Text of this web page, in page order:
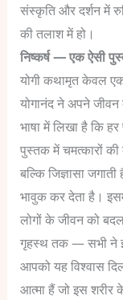
संस्कृति और दर्शन में
की तलाश में हो।
निष्कर्ष — एक ऐसी
योगी कथामृत केवल
योगानंद ने अपने
भाषा में लिखा है कि
पुस्तक में चमत्कारों
बल्कि जिज्ञासा
भावुक कर देता है।
लोगों के जीवन को
गृहस्थ तक — सभी ने
आपको यह विश्वास
आत्मा हैं जो इस शरीर